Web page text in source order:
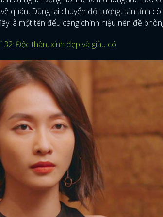
FACEBOOK
quán, Dũng lại chuyển đối tượng, tán tỉnh
là một tên đểu cáng chính hiệu nên đề
32: Độc thân, xinh đẹp và giàu có